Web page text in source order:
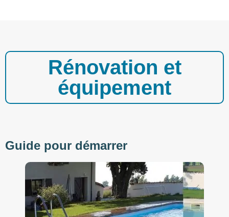
Rénovation et
équipement
Guide pour démarrer